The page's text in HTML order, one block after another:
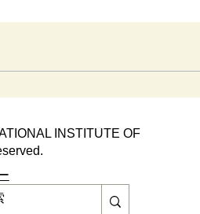
INSTITUTE OF